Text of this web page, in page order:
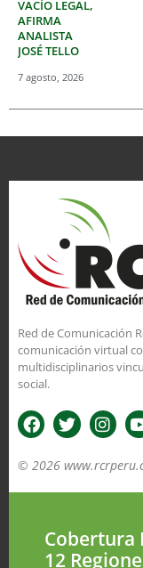
VACÍO LEGAL,
AFIRMA
ANALISTA
JOSÉ TELLO
7 agosto, 2026
Red de Comunicación
comunicación virtual
multidisciplinarios
social.
© 2026
Cobertura
12